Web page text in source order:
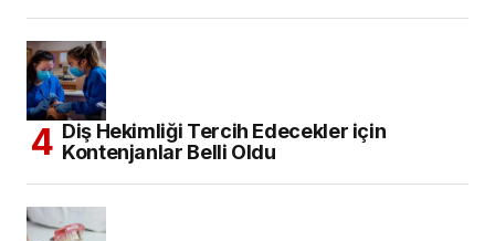
Diş Hekimliği Tercih Edecekler için
Kontenjanlar Belli Oldu